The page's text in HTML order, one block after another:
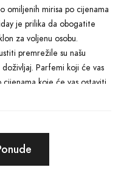
mirisa po cijenama
je prilika da obogatite
za voljenu osobu.
premrežile su našu
Parfemi koji će vas
cijenama koje će vas ostaviti
o tome kako će vas
stvarajući trajni